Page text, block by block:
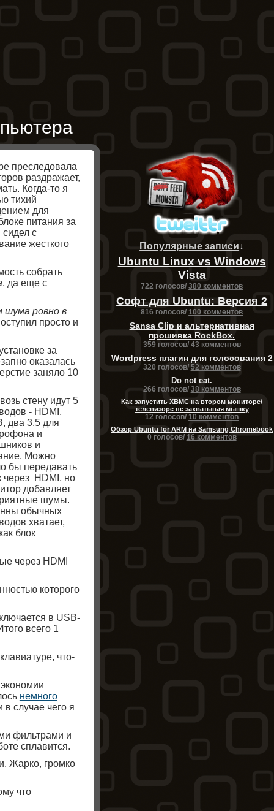
преследовала
раздражает,
Когда-то я
тихий
для
питания за
с
жесткого
собрать
, да еще с
шума ровно в
просто и
за
оказалась
заняло 10
стену идут 5
- HDMI,
два 3.5 для
и
и
Можно
бы передавать
через HDMI, но
добавляет
шумы.
обычных
хватает,
блок
через HDMI
которого
в USB-
всего 1
что-
немного
в случае чего я
фильтрами и
сплавится.
Жарко, громко
что
Популярные записи↓
Ubuntu Linux vs Windows
Vista
722 голосов/380 комментов
Софт для Ubuntu: Версия 2
816 голосов/100 комментов
Sansa Clip и альтернативная
прошивка RockBox.
359 голосов/ 43 комментов
Wordpress плагин для голосования 2
320 голосов/52 комментов
Do not eat.
266 голосов/ 38 комментов
Как запустить XBMC на втором мониторе/
телевизоре не захватывая мышку
12 голосов/10 комментов
Обзор Ubuntu for ARM на Samsung Chromebook
0 голосов/ 16 комментов